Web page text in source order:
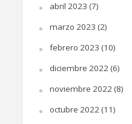
abril 2023 (7)
marzo 2023 (2)
febrero 2023 (10)
diciembre 2022(6)
noviembre 2022(8)
octubre 2022(11)